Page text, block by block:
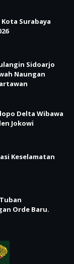
Surabaya
Sidoarjo
Naungan
Delta Wibawa
Jokowi
Keselamatan
Orde Baru.